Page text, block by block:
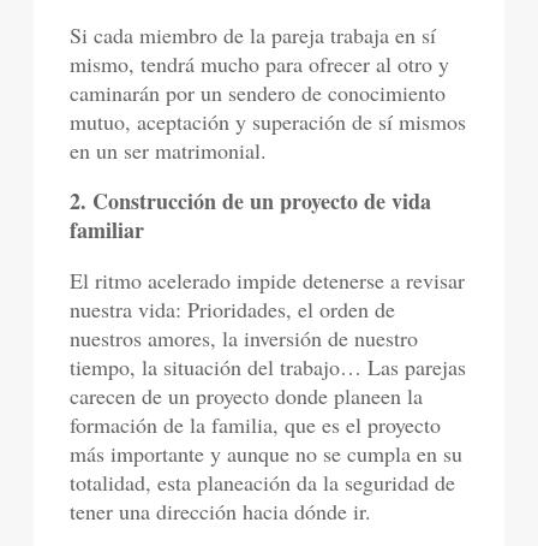
Si cada miembro de la pareja trabaja en sí
mismo, tendrá mucho para ofrecer al otro y
caminarán por un sendero de conocimiento
mutuo, aceptación y superación de sí mismos
en un ser matrimonial.
2. Construcción de un proyecto de vida
familiar
El ritmo acelerado impide detenerse a revisar
nuestra vida: Prioridades, el orden de
nuestros amores, la inversión de nuestro
tiempo, la situación del trabajo… Las parejas
carecen de un proyecto donde planeen la
formación de la familia, que es el proyecto
más importante y aunque no se cumpla en su
totalidad, esta planeación da la seguridad de
tener una dirección hacia dónde ir.